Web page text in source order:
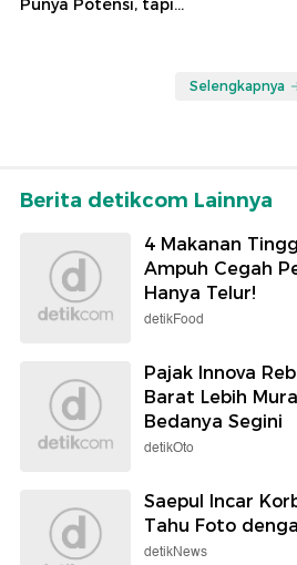
Punya Potensi, tapi...
Selengkapnya
Berita detikcom Lainnya
4 Makanan
Ampuh Cegah
Hanya Telur!
detikFood
Pajak Innova
Barat Lebih
Bedanya Segini
detikOto
Saepul Incar
Tahu Foto
detikNews